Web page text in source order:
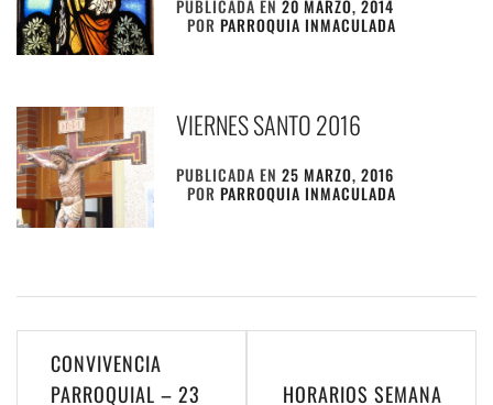
PUBLICADA EN20 MARZO, 2014
PORPARROQUIA INMACULADA
VIERNES SANTO 2016
PUBLICADA EN25 MARZO, 2016
PORPARROQUIA INMACULADA
Navegación
CONVIVENCIA
PARROQUIAL – 23
HORARIOS SEMANA